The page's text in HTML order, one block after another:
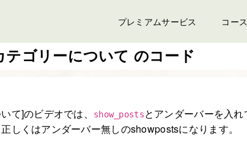
プレミアムサービス コース
テゴリーについて のコード
て]のビデオでは、 show_postsとアンダーバーを入
しくはアンダーバー無しのshowpostsになります。